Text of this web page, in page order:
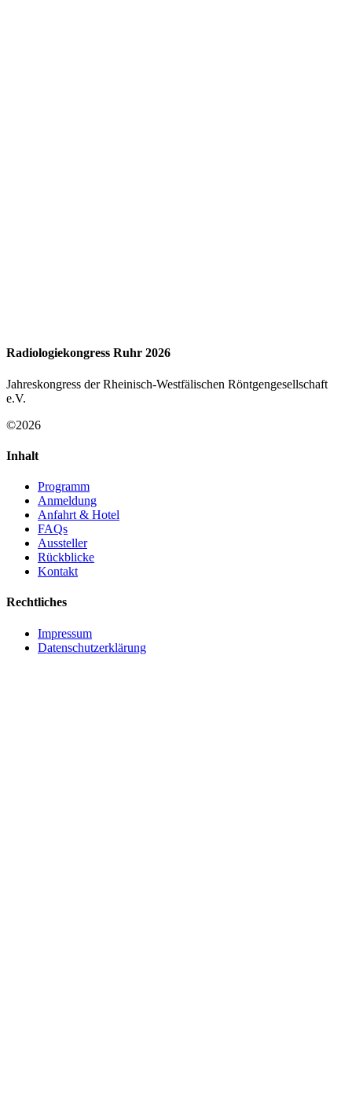
Radiologiekongress Ruhr 2026
Jahreskongress der Rheinisch-Westfälischen Röntgengesellschaft
e.V.
©2026
Inhalt
Programm
Anmeldung
Anfahrt & Hotel
FAQs
Aussteller
Rückblicke
Kontakt
Rechtliches
Impressum
Datenschutzerklärung